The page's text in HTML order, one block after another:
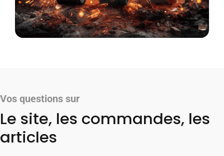
Vos questions sur
Le site, les commandes, les
articles